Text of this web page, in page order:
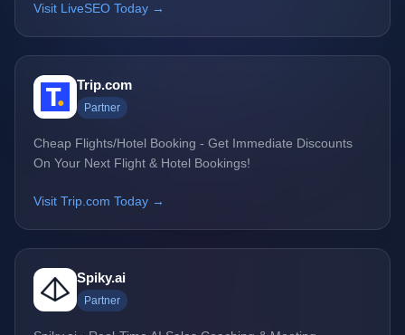
Visit LiveSEO Today →
Trip.com
Partner
Cheap Flights/Hotel Booking - Get Immediate Discounts
On Your Next Flight & Hotel Bookings!
Visit Trip.com Today →
Spiky.ai
Partner